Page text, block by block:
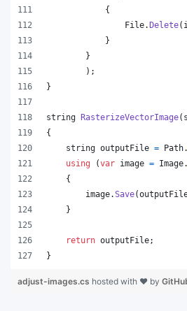
{
File.Delete(
}
}
) ;
}
string RasterizeVectorImage(
{
string outputFile = Path.
using
(var image = Image.
{
image.Save(
}
return outputFile;
}
adjust-images.cs hosted with ❤ by